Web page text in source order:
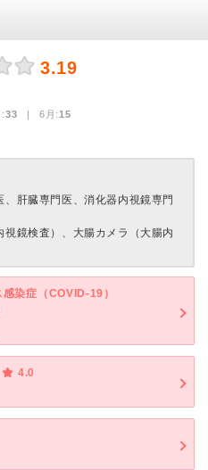
3.19
33 | 6月:15
、肝臓専門医、消化器内視鏡専門
視鏡検査）、大腸カメラ（大腸内
染症（COVID-19）
4.0